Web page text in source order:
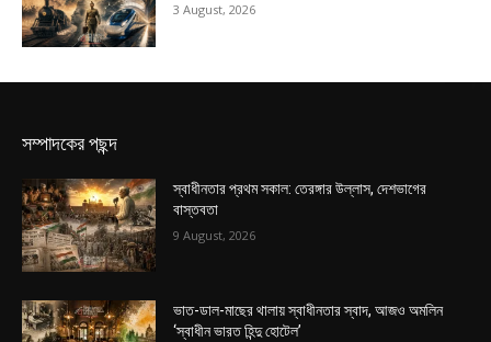
3 August, 2026
সম্পাদকের পছন্দ
স্বাধীনতার প্রথম সকাল: তেরঙ্গার উল্লাস, দেশভাগের
বাস্তবতা
9 August, 2026
ভাত-ডাল-মাছের থালায় স্বাধীনতার স্বাদ, আজও অমলিন
‘স্বাধীন ভারত হিন্দু হোটেল’